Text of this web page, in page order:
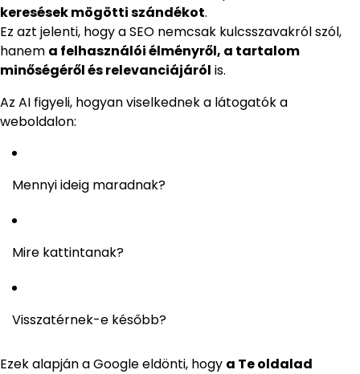
keresések mögötti szándékot.
Ez azt jelenti, hogy a SEO nemcsak kulcsszavakról szól,
hanem a felhasználói élményről, a tartalom
minőségéről és relevanciájáról is.
Az AI figyeli, hogyan viselkednek a látogatók a
weboldalon:
Mennyi ideig maradnak?
Mire kattintanak?
Visszatérnek-e később?
Ezek alapján a Google eldönti, hogy a Te oldalad